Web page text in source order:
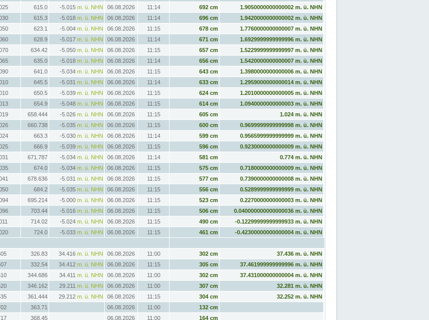
615.0 -5.015 m. ü. NHN 06.08.2026 11:14 692 cm
1.9050000000000002 m. ü. NHN
615.3 -5.018 m. ü. NHN 06.08.2026 11:14 696 cm
1.9420000000000002 m. ü. NHN
623.1 -5.004 m. ü. NHN 06.08.2026 11:15 678 cm
1.7760000000000007 m. ü. NHN
628.9 -5.017 m. ü. NHN 06.08.2026 11:14 671 cm
1.6929999999999996 m. ü. NHN
634.42 -5.050 m. ü. NHN 06.08.2026 11:15 657 cm
1.5229999999999997 m. ü. NHN
635.0 -5.018 m. ü. NHN 06.08.2026 11:14 656 cm
1.5420000000000007 m. ü. NHN
641.0 -5.034 m. ü. NHN 06.08.2026 11:15 643 cm
1.3980000000000006 m. ü. NHN
645.5 -5.031 m. ü. NHN 06.08.2026 11:14 633 cm
1.2959000000000014 m. ü. NHN
650.5 -5.039 m. ü. NHN 06.08.2026 11:15 624 cm
1.2010000000000005 m. ü. NHN
654.9 -5.048 m. ü. NHN 06.08.2026 11:15 614 cm
1.0940000000000003 m. ü. NHN
658.444 -5.026 m. ü. NHN 06.08.2026 11:15 605 cm
1.024 m. ü. NHN
660.738 -5.035 m. ü. NHN 06.08.2026 11:15 600 cm
0.9699999999999998 m. ü. NHN
663.3 -5.030 m. ü. NHN 06.08.2026 11:14 599 cm
0.9565999999999999 m. ü. NHN
666.9 -5.039 m. ü. NHN 06.08.2026 11:15 596 cm
0.9230000000000009 m. ü. NHN
671.787 -5.034 m. ü. NHN 06.08.2026 11:14 581 cm
0.774 m. ü. NHN
674.0 -5.034 m. ü. NHN 06.08.2026 11:15 575 cm
0.7180000000000009 m. ü. NHN
678.636 -5.031 m. ü. NHN 06.08.2026 11:15 577 cm
0.7390000000000008 m. ü. NHN
684.2 -5.035 m. ü. NHN 06.08.2026 11:15 556 cm
0.5289999999999999 m. ü. NHN
695.214 -5.000 m. ü. NHN 06.08.2026 11:15 523 cm
0.2270000000000003 m. ü. NHN
703.44 -5.016 m. ü. NHN 06.08.2026 11:15 506 cm
0.040000000000000036 m. ü. NHN
714.02 -5.024 m. ü. NHN 06.08.2026 11:15 490 cm
-0.12299999999999933 m. ü. NHN
724.0 -5.033 m. ü. NHN 06.08.2026 11:15 461 cm
-0.42300000000000004 m. ü. NHN
326.83 34.416 m. ü. NHN 06.08.2026 11:00 302 cm
37.436 m. ü. NHN
332.54 34.412 m. ü. NHN 06.08.2026 11:15 305 cm
37.461999999999996 m. ü. NHN
344.686 34.411 m. ü. NHN 06.08.2026 11:00 302 cm
37.431000000000004 m. ü. NHN
346.162 29.211 m. ü. NHN 06.08.2026 11:00 307 cm
32.281 m. ü. NHN
361.444 29.212 m. ü. NHN 06.08.2026 11:15 304 cm
32.252 m. ü. NHN
363.71 06.08.2026 11:00
132 cm
368.45 06.08.2026 11:00 164 cm